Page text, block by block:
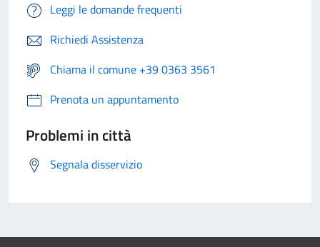
Leggi le domande frequenti
Richiedi Assistenza
Chiama il comune +39 0363 3561
Prenota un appuntamento
Problemi in città
Segnala disservizio